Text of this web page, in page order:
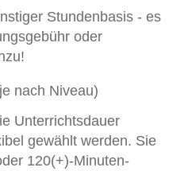
Stundenbasis - es
oder
nach Niveau)
Unterrichtsdauer
gewählt werden. Sie
120(+)-Minuten-